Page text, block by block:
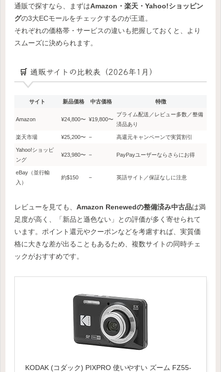
通販で探すなら、まずはAmazon・楽天・Yahoo!ショッピン
グの3大ECモールをチェックするのが王道。
それぞれの価格帯・サービスの違いも把握しておくと、より
スムーズに決められます。
🛒 通販サイトの比較表（2026年1月）
サイト 新品価格 中古価格 特徴
Amazon ¥24,800〜 ¥19,800〜
プライム配送／レビュー多数／整備
済品あり
楽天市場 ¥25,200〜 − 高還元キャンペーンで実質割引
Yahoo!ショッピ
ング
¥23,980〜 − PayPayユーザーならさらにお得
eBay（並行輸
入）
約$150 − 英語サイト／保証なしに注意
レビューを見ても、 Amazon Renewedの整備済み中古品は満
足度が高く、「新品と遜色ない」との評価が多く寄せられて
います。ポイント還元やクーポンなどを考慮すれば、実質価
格に大きな差が出ることもあるため、複数サイトの同時チェ
ックがおすすめです。
KODAK (コダック) PIXPRO 使いやすい ズーム FZ55-